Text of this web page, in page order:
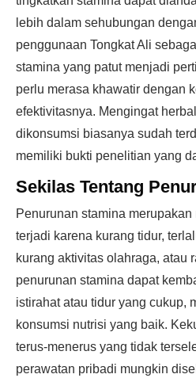
lebih dalam sehubungan
penggunaan Tongkat Ali
stamina yang patut menjadi
perlu merasa khawatir dengan
efektivitasnya. Mengingat
dikonsumsi biasanya sudah
memiliki bukti penelitian yang
Sekilas Tentang
Penurunan stamina
terjadi karena kurang tidur,
kurang aktivitas olahraga, atau
penurunan stamina dapat
istirahat atau tidur yang cukup,
konsumsi nutrisi yang baik.
terus-menerus yang tidak
perawatan pribadi mungkin